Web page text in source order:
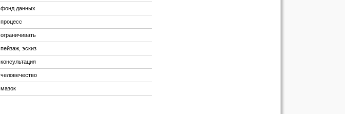
фонд данных
процесс
ограничивать
пейзаж, эскиз
консультация
человечество
мазoк